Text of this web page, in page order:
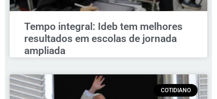
Tempo integral: Ideb tem melhores
resultados em escolas de jornada
ampliada
COTIDIANO